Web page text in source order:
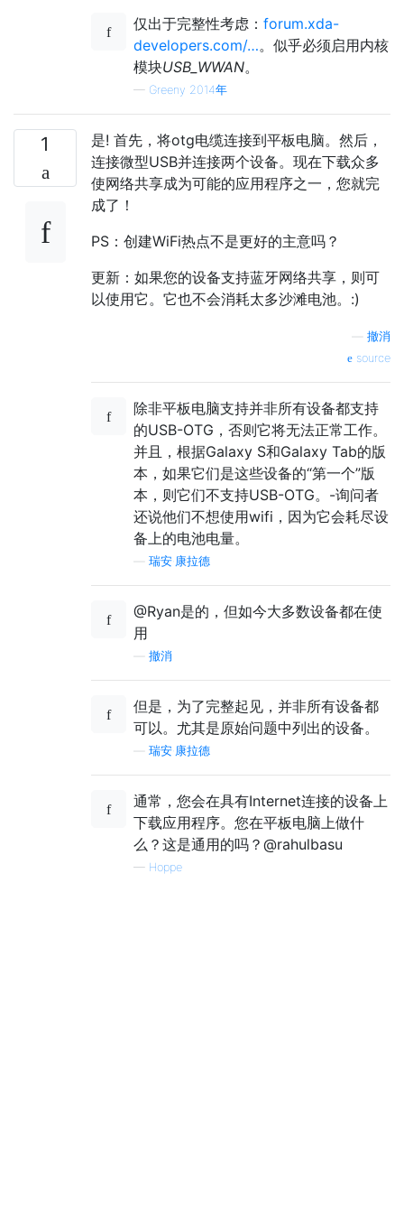
仅出于完整性考虑： forum.xda-
developers.com/…。似乎必须启用内核
模块USB_WWAN。
— Greeny 2014年
1
是! 首先，将otg电缆连接到平板电脑。然后，
连接微型USB并连接两个设备。现在下载众多
使网络共享成为可能的应用程序之一，您就完
成了！
PS：创建WiFi热点不是更好的主意吗？
更新：如果您的设备支持蓝牙网络共享，则可
以使用它。它也不会消耗太多沙滩电池。:)
撤消
source
除非平板电脑支持并非所有设备都支持
的USB-OTG，否则它将无法正常工作。
并且，根据Galaxy S和Galaxy Tab的版
本，如果它们是这些设备的“第一个”版
本，则它们不支持USB-OTG。-询问者
还说他们不想使用wifi，因为它会耗尽设
备上的电池电量。
瑞安·康拉德
@Ryan是的，但如今大多数设备都在使
用
撤消
但是，为了完整起见，并非所有设备都
可以。尤其是原始问题中列出的设备。
瑞安·康拉德
通常，您会在具有Internet连接的设备上
下载应用程序。您在平板电脑上做什
么？这是通用的吗？@rahulbasu
— Hoppe